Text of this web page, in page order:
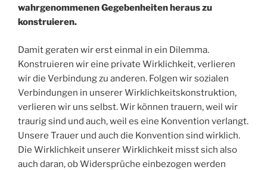
wahrgenommenen Gegebenheiten heraus zu
konstruieren.
Damit geraten wir erst einmal in ein Dilemma.
Konstruieren wir eine private Wirklichkeit, verlieren
wir die Verbindung zu anderen. Folgen wir sozialen
Verbindungen in unserer Wirklichkeitskonstruktion,
verlieren wir uns selbst. Wir können trauern, weil wir
traurig sind und auch, weil es eine Konvention verlangt.
Unsere Trauer und auch die Konvention sind wirklich.
Die Wirklichkeit unserer Wirklichkeit misst sich also
auch daran, ob Widersprüche einbezogen werden